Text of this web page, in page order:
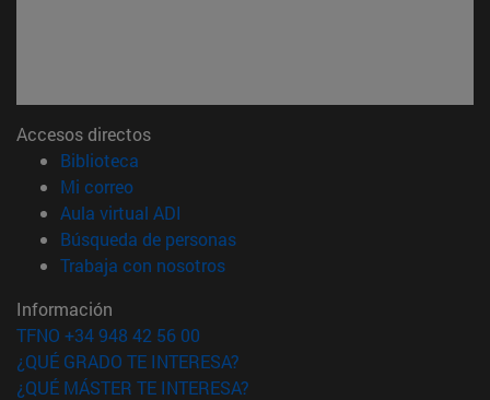
Accesos directos
Biblioteca
Mi correo(abre en nueva ventana)
Aula virtual ADI
Búsqueda de personas(abre en nueva ventana)
Trabaja con nosotros(abre en nueva ventana)
Información
TFNO +34 948 42 56 00
¿QUÉ GRADO TE INTERESA?
¿QUÉ MÁSTER TE INTERESA?